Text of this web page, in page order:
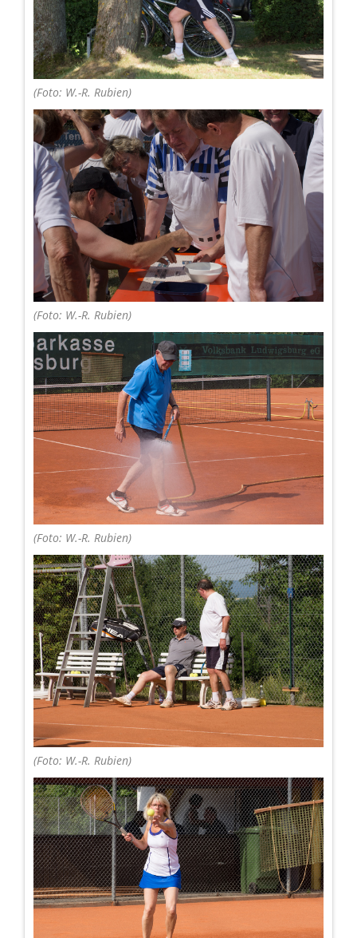
(Foto: W.-R. Rubien)
(Foto: W.-R. Rubien)
(Foto: W.-R. Rubien)
(Foto: W.-R. Rubien)